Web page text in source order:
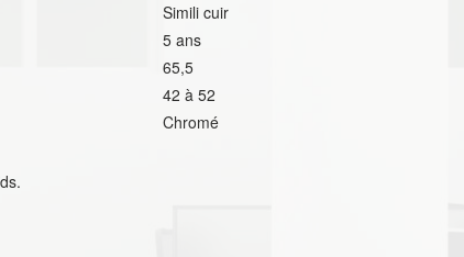
Simili cuir
5 ans
65,5
42 à 52
Chromé